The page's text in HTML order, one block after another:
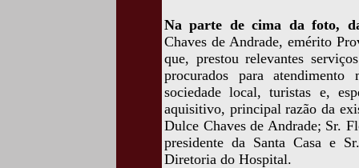
Na parte de cima da foto,
Chaves de Andrade, emérito
que, prestou relevantes
procurados para atendimento
sociedade local, turistas e,
aquisitivo, principal razão da
Dulce Chaves de Andrade; Sr.
presidente da Santa Casa e
Diretoria do Hospital.